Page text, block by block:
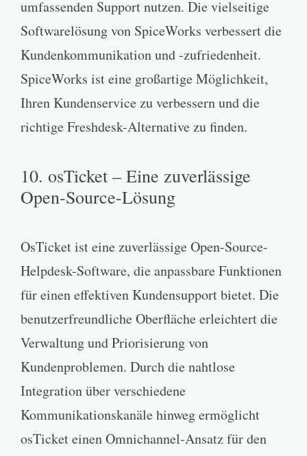
umfassenden Support nutzen. Die vielseitige
Softwarelösung von SpiceWorks verbessert die
Kundenkommunikation und -zufriedenheit.
SpiceWorks ist eine großartige Möglichkeit,
Ihren Kundenservice zu verbessern und die
richtige Freshdesk-Alternative zu finden.
10. osTicket – Eine zuverlässige
Open-Source-Lösung
OsTicket ist eine zuverlässige Open-Source-
Helpdesk-Software, die anpassbare Funktionen
für einen effektiven Kundensupport bietet. Die
benutzerfreundliche Oberfläche erleichtert die
Verwaltung und Priorisierung von
Kundenproblemen. Durch die nahtlose
Integration über verschiedene
Kommunikationskanäle hinweg ermöglicht
osTicket einen Omnichannel-Ansatz für den